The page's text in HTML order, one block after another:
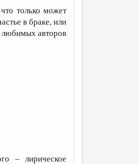
только может
в браке, или
любимых авторов
– лирическое